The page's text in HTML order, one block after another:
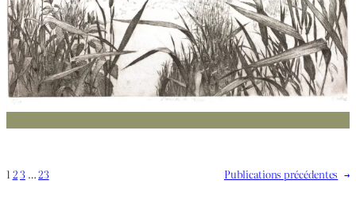
123 …23 Publications précédentes →